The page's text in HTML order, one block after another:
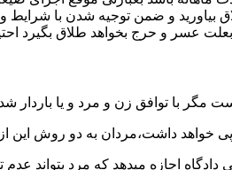
بیاورید و ضمن توجیه شدن با
عسر و حرج بخواهد طلاق بگیرد
مگر با توافق زن و مرد و یا باردار
خواهد داشت،مردان به دو روش این
دادگاه اجازه میدهد که مرد بتواند